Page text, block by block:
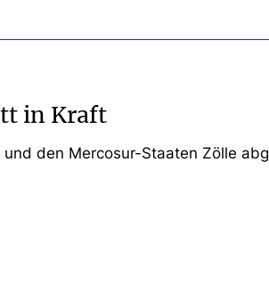
in Kraft
den Mercosur-Staaten Zölle